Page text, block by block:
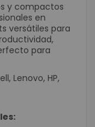
y compactos
en
versátiles para
para
Lenovo, HP,